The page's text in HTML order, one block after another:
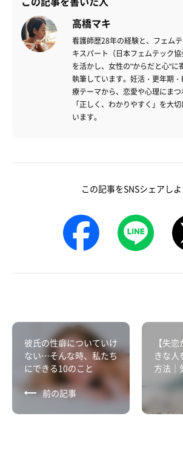
高橋マキ
看護師歴28年の経験と、フェム
キスパート（日本フェムテック
を活かし、女性の"からだと心"に
執筆しています。妊活・更年期・
療テーマから、恋愛や心理にまつ
「正しく、わかりやすく」を大
います。
この記事をSNSシェアしよ
彼氏の性癖についていけ
ない…そんな時、私たち
にできる10のこと
前の記事
【失
きな人
方法｜
て前に